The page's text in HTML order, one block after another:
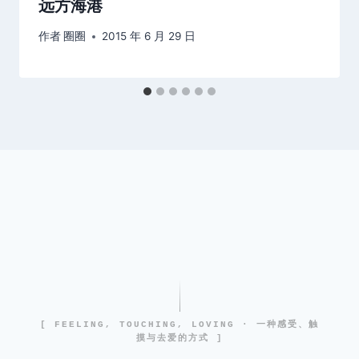
远方海港
作者 圈圈 2015 年 6 月 29 日
[ FEELING, TOUCHING, LOVING · 一种感受、触
摸与去爱的方式 ]